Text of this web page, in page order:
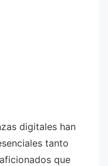
digitales han
tanto
que